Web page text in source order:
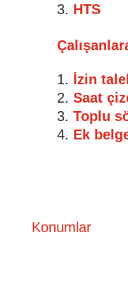
HTS
İzin
Saat
Toplu
Ek
Konumlar